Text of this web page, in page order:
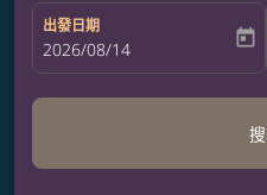
出發日期
fc-booking-departure-date-
2026/08/14 today